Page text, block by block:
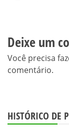
Deixe um
Você precisa
comentário.
HISTÓRICO DE